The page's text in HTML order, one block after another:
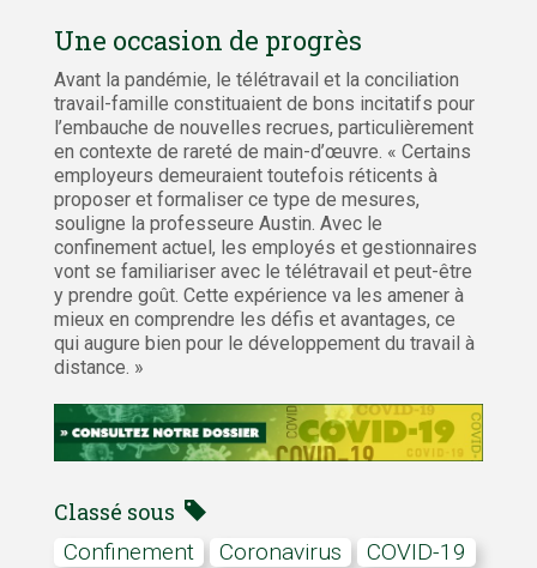
Une occasion de progrès
Avant la pandémie, le télétravail et la conciliation
travail-famille constituaient de bons incitatifs pour
l’embauche de nouvelles recrues, particulièrement
en contexte de rareté de main-d’œuvre. « Certains
employeurs demeuraient toutefois réticents à
proposer et formaliser ce type de mesures,
souligne la professeure Austin. Avec le
confinement actuel, les employés et gestionnaires
vont se familiariser avec le télétravail et peut-être
y prendre goût. Cette expérience va les amener à
mieux en comprendre les défis et avantages, ce
qui augure bien pour le développement du travail à
distance. »
Classé sous
confinement coronavirus
COVID-19